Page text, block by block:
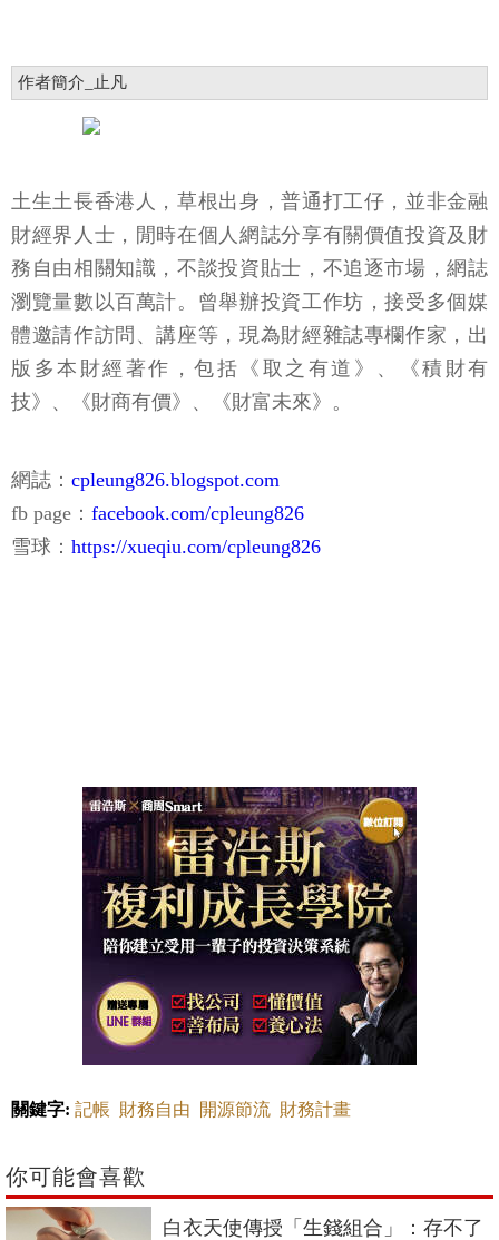
作者簡介_止凡
土生土長香港人，草根出身，普通打工仔，並非金融
財經界人士，閒時在個人網誌分享有關價值投資及財
務自由相關知識，不談投資貼士，不追逐市場，網誌
瀏覽量數以百萬計。曾舉辦投資工作坊，接受多個媒
體邀請作訪問、講座等，現為財經雜誌專欄作家，出
版多本財經著作，包括《取之有道》、《積財有
技》、《財商有價》、《財富未來》。
網誌： cpleung826.blogspot.com
fb page： facebook.com/cpleung826
雪球： https://xueqiu.com/cpleung826
關鍵字: 記帳 財務自由 開源節流 財務計畫
你可能會喜歡
白衣天使傳授「生錢組合」：存不了